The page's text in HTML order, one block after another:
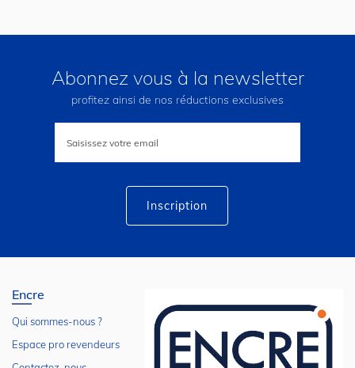
Abonnez vous à la newsletter
profitez ainsi de nos réductions exclusives
lettre
Inscription
Encre
Qui sommes-nous ?
Espace pro revendeurs